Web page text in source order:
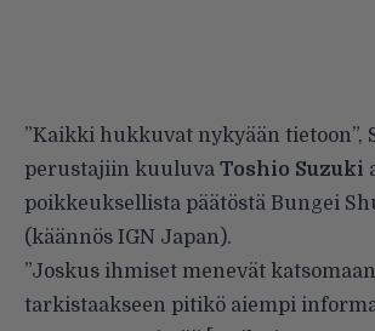
”Kaikki hukkuvat nykyään tietoon”,
perustajiin kuuluva Toshio Suzuki
poikkeuksellista päätöstä Bungei
(käännös IGN Japan ).
”Joskus ihmiset menevät
tarkistaakseen pitikö aiempi